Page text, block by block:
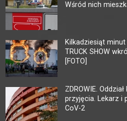
Wśród nich
Kilkadziesiąt minut
TRUCK SHOW
[FOTO]
ZDROWIE.
przyjęcia. Lekarz i
CoV-2